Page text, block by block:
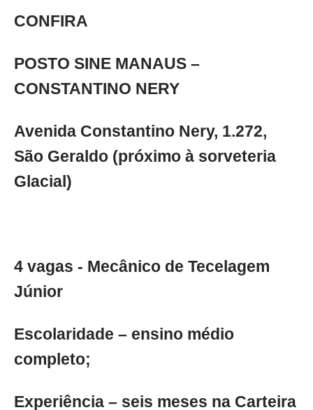
CONFIRA
POSTO SINE MANAUS –
CONSTANTINO NERY
Avenida Constantino Nery, 1.272,
São Geraldo (próximo à sorveteria
Glacial)
4 vagas - Mecânico de Tecelagem
Júnior
Escolaridade – ensino médio
completo;
Experiência – seis meses na Carteira